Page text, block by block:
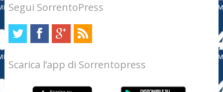
Segui SorrentoPress
Scarica l’app di Sorrentopress